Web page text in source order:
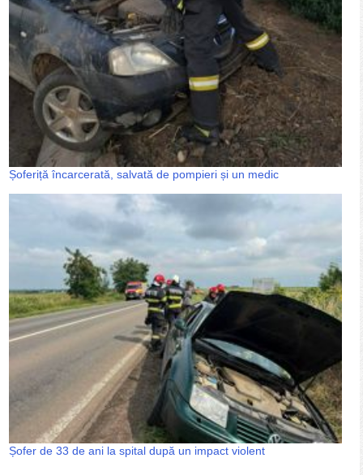
Șoferiță încarcerată, salvată de pompieri și un medic
Șofer de 33 de ani la spital după un impact violent